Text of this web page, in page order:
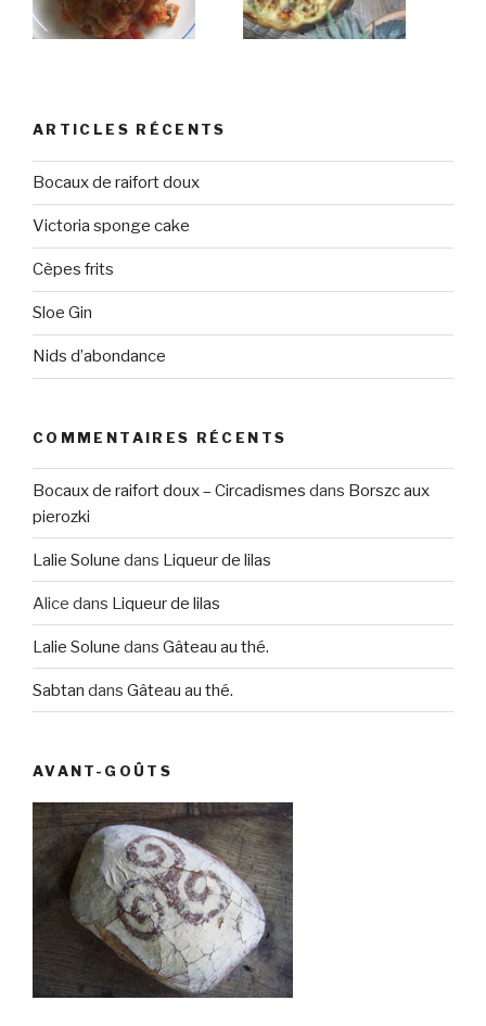
ARTICLES RÉCENTS
Bocaux de raifort doux
Victoria sponge cake
Cèpes frits
Sloe Gin
Nids d’abondance
COMMENTAIRES RÉCENTS
Bocaux de raifort doux – Circadismes dans Borszc aux
pierozki
Lalie Solune dans Liqueur de lilas
Alice dans Liqueur de lilas
Lalie Solune dans Gâteau au thé.
Sabtan dans Gâteau au thé.
AVANT-GOÛTS